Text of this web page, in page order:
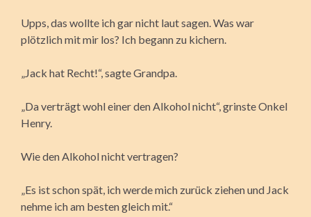
Upps, das wollte ich gar nicht laut sagen. Was war
plötzlich mit mir los? Ich begann zu kichern.
„Jack hat Recht!“, sagte Grandpa.
„Da verträgt wohl einer den Alkohol nicht“, grinste Onkel
Henry.
Wie den Alkohol nicht vertragen?
„Es ist schon spät, ich werde mich zurück ziehen und Jack
nehme ich am besten gleich mit.“